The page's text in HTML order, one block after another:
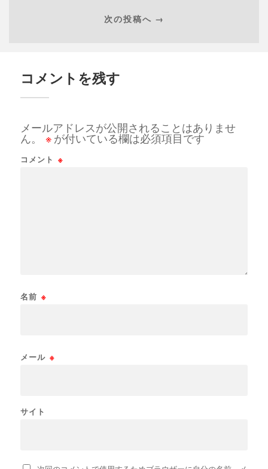
次の投稿へ →
コメントを残す
メールアドレスが公開されることはありませ
ん。
※ が付いている欄は必須項目です
コメント ※
名前 ※
メール ※
サイト